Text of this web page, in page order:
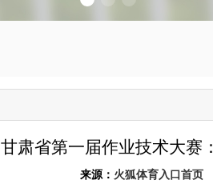
甘肃省第一届作业技术大赛
来源： 火狐体育入口首页